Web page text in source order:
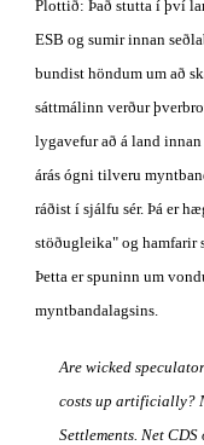
Plottið: Það stutta í því
ESB og sumir innan
bundist höndum um að
sáttmálinn verður
lygavefur að á land
árás ógni tilveru
ráðist í sjálfu sér. Þá er
stöðugleika" og hamfarir
Þetta er spuninn um
myntbandalagsins.
Are wicked
costs up artificially?
Settlements. Net